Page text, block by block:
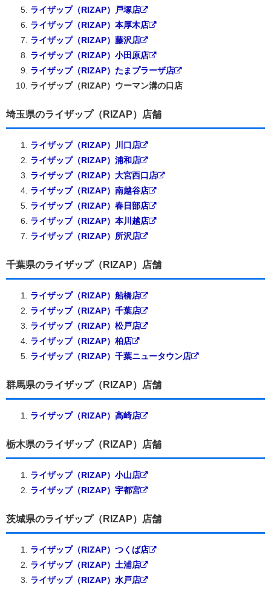
ライザップ（RIZAP）戸塚店
ライザップ（RIZAP）本厚木店
ライザップ（RIZAP）藤沢店
ライザップ（RIZAP）小田原店
ライザップ（RIZAP）たまプラーザ店
ライザップ（RIZAP）ウーマン溝の口店
埼玉県のライザップ（RIZAP）店舗
ライザップ（RIZAP）川口店
ライザップ（RIZAP）浦和店
ライザップ（RIZAP）大宮西口店
ライザップ（RIZAP）南越谷店
ライザップ（RIZAP）春日部店
ライザップ（RIZAP）本川越店
ライザップ（RIZAP）所沢店
千葉県のライザップ（RIZAP）店舗
ライザップ（RIZAP）船橋店
ライザップ（RIZAP）千葉店
ライザップ（RIZAP）松戸店
ライザップ（RIZAP）柏店
ライザップ（RIZAP）千葉ニュータウン店
群馬県のライザップ（RIZAP）店舗
ライザップ（RIZAP）高崎店
栃木県のライザップ（RIZAP）店舗
ライザップ（RIZAP）小山店
ライザップ（RIZAP）宇都宮
茨城県のライザップ（RIZAP）店舗
ライザップ（RIZAP）つくば店
ライザップ（RIZAP）土浦店
ライザップ（RIZAP）水戸店